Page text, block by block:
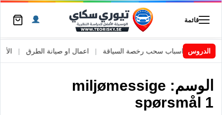
قائمة
الدروس
| اسباب سحب رخصة السياقة اعمال او صيانة الطرق
الوسم: miljømessige
spørsmål 1